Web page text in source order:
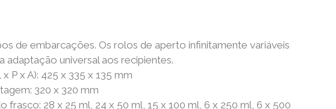
de embarcações. Os rolos de aperto infinitamente variáveis
adaptação universal aos recipientes.
P x A): 425 x 335 x 135 mm
320 x 320 mm
frasco: 28 x 25 ml, 24 x 50 ml, 15 x 100 ml, 6 x 250 ml, 6 x 500